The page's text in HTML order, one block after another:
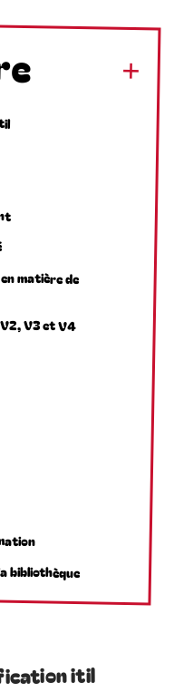
matière de
V3 et V4
bibliothèque
itil